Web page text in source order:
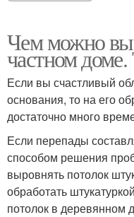
Чем можно
частном
Если вы счастливый
основания, то на его
достаточно много
Если перепады
способом решения
выровнять потолок
обработать
потолок в деревянном